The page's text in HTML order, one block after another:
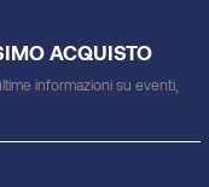
ACQUISTO
informazioni su eventi,